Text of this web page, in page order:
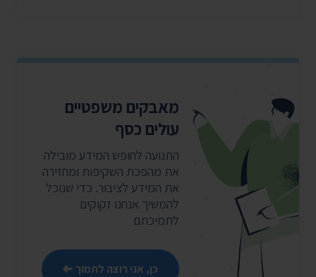
מאבקים משפטיים
עולים כסף
התנועה לחופש המידע מובילה
את מהפכת השקיפות ומחזירה
את המידע לציבור. כדי שנוכל
להמשיך אנחנו זקוקים
לתמיכתם
כן, אני רוצה לתמוך